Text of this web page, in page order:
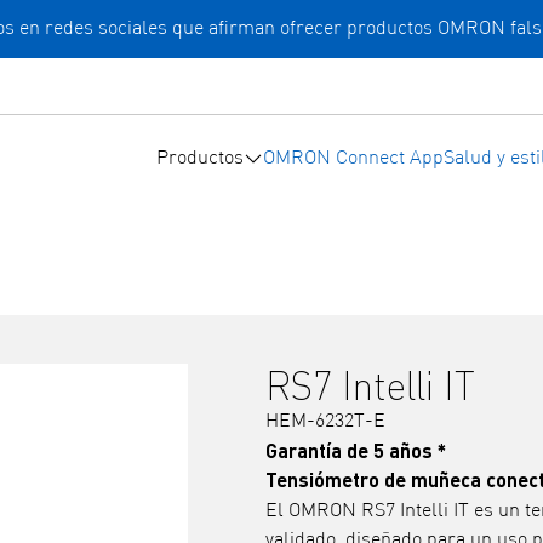
en redes sociales que afirman ofrecer productos OMRON
Productos OMRON Connect AppSalud y
RS7 Intelli IT
HEM-6232T-E
Garantía de 5 años *
Tensiómetro de muñeca
El OMRON RS7 Intelli IT es un